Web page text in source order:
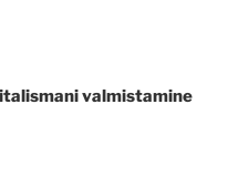
valmistamine